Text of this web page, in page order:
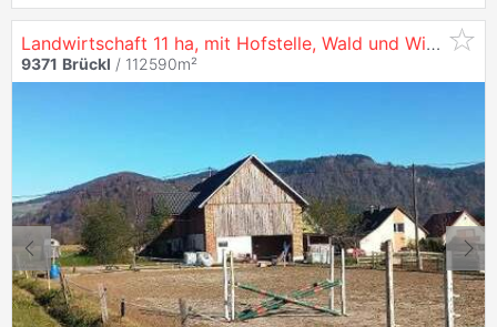
Landwirtschaft 11 ha, mit Hofstelle, Wald und Wiese
9371 Brückl / 112590m²